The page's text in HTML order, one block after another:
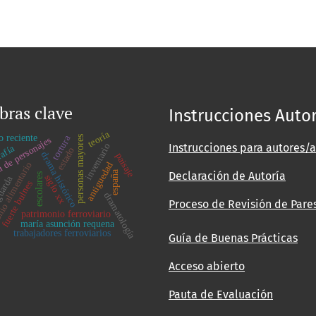
clave
escolares
patrimonio ferroviariodramatología
personajesdrama histórico
maría asunción requena
fuerte bulnes
personas mayoresantiguedad
inventario
estado
trabajadores ferroviarios
siglo xx españa
paisaje
reciente tortura teoría
Instrucciones
Instrucciones para autores/
Declaración de Autoría
Proceso de Revisión de
Guía de Buenas Prácticas
Acceso abierto
Pauta de Evaluación